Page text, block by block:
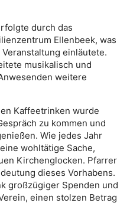
durch das
Ellenbeek, was
einläutete.
musikalisch und
weitere
Kaffeetrinken wurde
zu kommen und
Wie jedes Jahr
wohltätige Sache,
Kirchenglocken. Pfarrer
dieses Vorhabens.
großzügiger Spenden und
einen stolzen Betrag